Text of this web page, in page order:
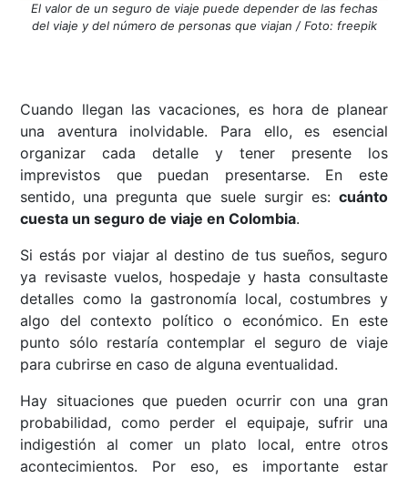
El valor de un seguro de viaje puede depender de las fechas
del viaje y del número de personas que viajan / Foto: freepik
Cuando llegan las vacaciones, es hora de planear
una aventura inolvidable. Para ello, es esencial
organizar cada detalle y tener presente los
imprevistos que puedan presentarse. En este
sentido, una pregunta que suele surgir es: cuánto
cuesta un seguro de viaje en Colombia.
Si estás por viajar al destino de tus sueños, seguro
ya revisaste vuelos, hospedaje y hasta consultaste
detalles como la gastronomía local, costumbres y
algo del contexto político o económico. En este
punto sólo restaría contemplar el seguro de viaje
para cubrirse en caso de alguna eventualidad.
Hay situaciones que pueden ocurrir con una gran
probabilidad, como perder el equipaje, sufrir una
indigestión al comer un plato local, entre otros
acontecimientos. Por eso, es importante estar